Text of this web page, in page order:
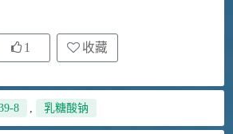
1 收藏
8 , 乳糖酸钠